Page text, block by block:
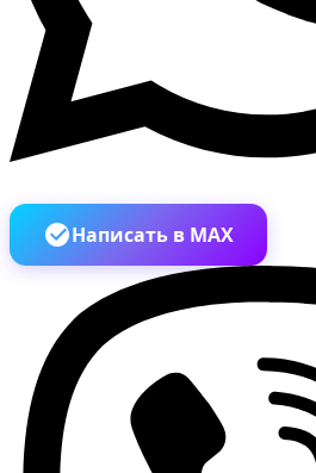
Написать в MAX